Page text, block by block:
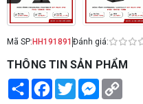
Mã SP: HH191891 Đánh giá:
THÔNG TIN SẢN PHẨM
Share Facebook
TwitterMessenger